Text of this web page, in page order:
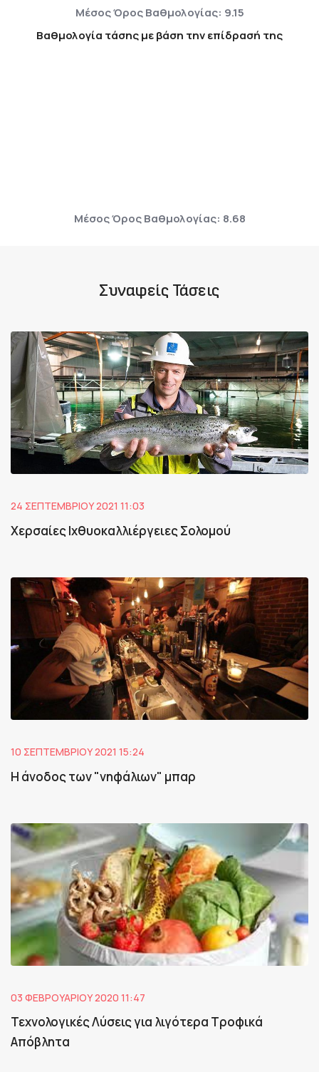
Μέσος Όρος Βαθμολογίας: 9.15
Βαθμολογία τάσης με βάση την επίδρασή της
Μέσος Όρος Βαθμολογίας: 8.68
Συναφείς Τάσεις
24 ΣΕΠΤΕΜΒΡΊΟΥ 2021 11:03
Χερσαίες Ιχθυοκαλλιέργειες Σολομού
10 ΣΕΠΤΕΜΒΡΊΟΥ 2021 15:24
Η άνοδος των "νηφάλιων" μπαρ
03 ΦΕΒΡΟΥΑΡΊΟΥ 2020 11:47
Τεχνολογικές Λύσεις για λιγότερα Τροφικά
Απόβλητα